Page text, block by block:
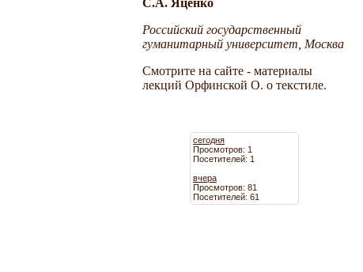
Российский государственный
гуманитарный университет, Москва
Смотрите на сайте - материалы
лекций Орфинской О. о текстиле.
сегодня
Просмотров: 1
Посетителей: 1
вчера
Просмотров: 81
Посетителей: 61